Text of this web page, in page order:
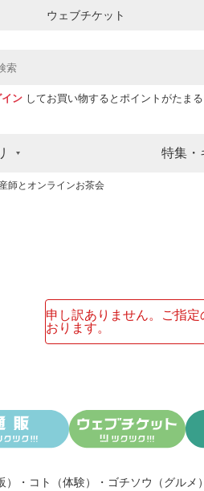
ウェブチケット
イン してお買い物するとポイントがたまる
特集・
師とオンラインお茶会
申し訳ありません。ご指
おります。
・ コト（体験） ・ ゴチソウ（グルメ）